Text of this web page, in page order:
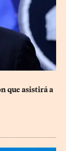
que asistirá a